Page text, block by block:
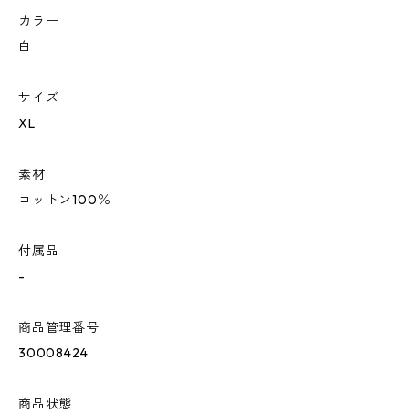
カラー
白
サイズ
XL
素材
コットン100％
付属品
-
商品管理番号
30008424
商品状態